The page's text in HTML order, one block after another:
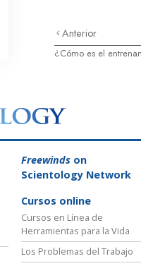
Anterior
¿Cómo es el
Freewinds on
Scientology Network
Cursos online
Cursos en Línea de
Herramientas para la Vida
Los Problemas del Trabajo